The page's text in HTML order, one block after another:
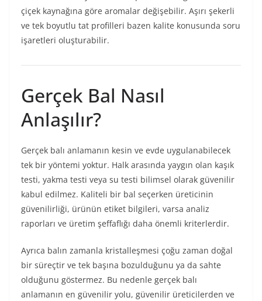
çiçek kaynağına göre aromalar değişebilir. Aşırı şekerli
ve tek boyutlu tat profilleri bazen kalite konusunda soru
işaretleri oluşturabilir.
Gerçek Bal Nasıl
Anlaşılır?
Gerçek balı anlamanın kesin ve evde uygulanabilecek
tek bir yöntemi yoktur. Halk arasında yaygın olan kaşık
testi, yakma testi veya su testi bilimsel olarak güvenilir
kabul edilmez. Kaliteli bir bal seçerken üreticinin
güvenilirliği, ürünün etiket bilgileri, varsa analiz
raporları ve üretim şeffaflığı daha önemli kriterlerdir.
Ayrıca balın zamanla kristalleşmesi çoğu zaman doğal
bir süreçtir ve tek başına bozulduğunu ya da sahte
olduğunu göstermez. Bu nedenle gerçek balı
anlamanın en güvenilir yolu, güvenilir üreticilerden ve